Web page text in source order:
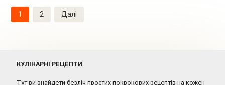
Навігація
записів
1 2 Далі
КУЛІНАРНІ РЕЦЕПТИ
Тут ви знайдети безліч простих покрокових рецептів на кожен